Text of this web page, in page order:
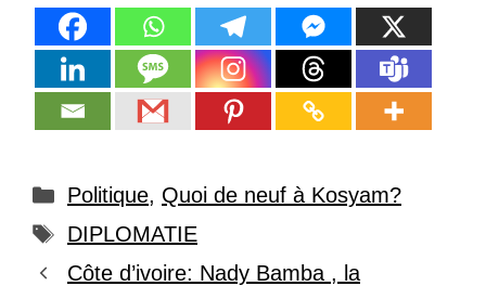
Catégories
Politique, Quoi de neuf à Kosyam?
Étiquettes
DIPLOMATIE
Côte d’ivoire: Nady Bamba , la